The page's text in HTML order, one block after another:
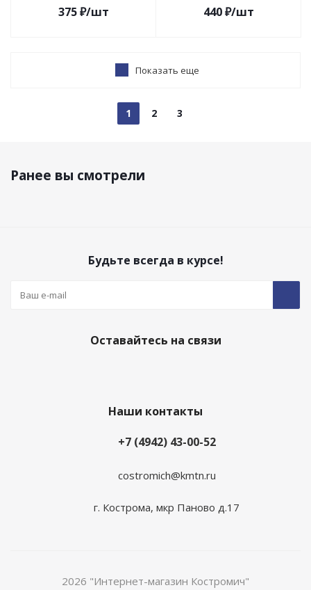
375₽/шт 440₽/шт
Показать еще
1 2 3
Ранее вы смотрели
Будьте всегда в курсе!
Оставайтесь на связи
Наши контакты
+7 (4942) 43-00-52
costromich@kmtn.ru
г. Кострома, мкр Паново д.17
2026 "Интернет-магазин Костромич"